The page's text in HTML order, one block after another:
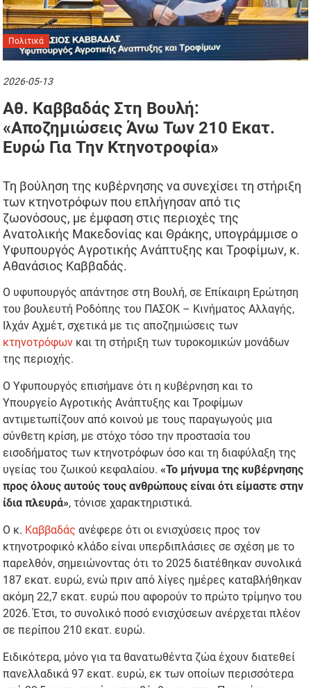
Πολιτικά
2026-05-13
Αθ. Καββαδάς Στη Βουλή:
«Αποζημιώσεις Άνω Των 210 Εκατ.
Ευρώ Για Την Κτηνοτροφία»
Τη βούληση της κυβέρνησης να συνεχίσει τη στήριξη
των κτηνοτρόφων που επλήγησαν από τις
ζωονόσους, με έμφαση στις περιοχές της
Ανατολικής Μακεδονίας και Θράκης, υπογράμμισε ο
Υφυπουργός Αγροτικής Ανάπτυξης και Τροφίμων, κ.
Αθανάσιος Καββαδάς.
Ο υφυπουργός απάντησε στη Βουλή, σε Επίκαιρη Ερώτηση
του βουλευτή Ροδόπης του ΠΑΣΟΚ – Κινήματος Αλλαγής,
Ιλχάν Αχμέτ, σχετικά με τις αποζημιώσεις των
κτηνοτρόφων και τη στήριξη των τυροκομικών μονάδων
της περιοχής.
Ο Υφυπουργός επισήμανε ότι η κυβέρνηση και το
Υπουργείο Αγροτικής Ανάπτυξης και Τροφίμων
αντιμετωπίζουν από κοινού με τους παραγωγούς μια
σύνθετη κρίση, με στόχο τόσο την προστασία του
εισοδήματος των κτηνοτρόφων όσο και τη διαφύλαξη της
υγείας του ζωικού κεφαλαίου.«Το μήνυμα της κυβέρνησης
προς όλους αυτούς τους ανθρώπους είναι ότι είμαστε στην
ίδια πλευρά», τόνισε χαρακτηριστικά.
Ο κ. Καββαδάς ανέφερε ότι οι ενισχύσεις προς τον
κτηνοτροφικό κλάδο είναι υπερδιπλάσιες σε σχέση με το
παρελθόν, σημειώνοντας ότι το 2025 διατέθηκαν συνολικά
187 εκατ. ευρώ, ενώ πριν από λίγες ημέρες καταβλήθηκαν
ακόμη 22,7 εκατ. ευρώ που αφορούν το πρώτο τρίμηνο του
2026. Έτσι, το συνολικό ποσό ενισχύσεων ανέρχεται πλέον
σε περίπου 210 εκατ. ευρώ.
Ειδικότερα, μόνο για τα θανατωθέντα ζώα έχουν διατεθεί
πανελλαδικά 97 εκατ. ευρώ, εκ των οποίων περισσότερα